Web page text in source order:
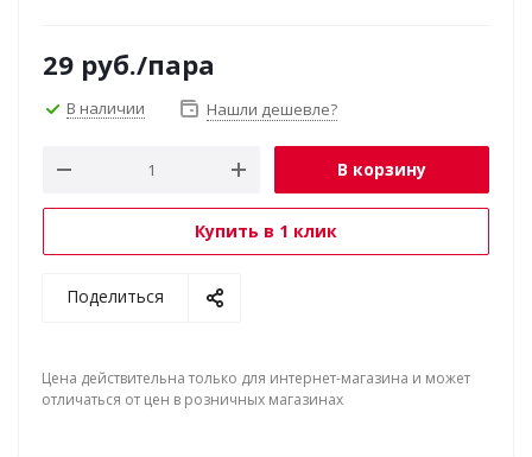
29 руб./пара
В наличии Нашли дешевле?
В корзину
Купить в 1 клик
Поделиться
Цена действительна только для интернет-магазина и может
отличаться от цен в розничных магазинах